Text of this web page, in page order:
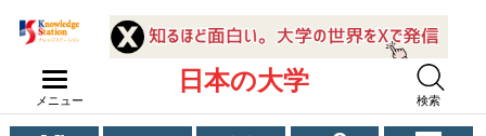
メニュー
日本の大学
検索